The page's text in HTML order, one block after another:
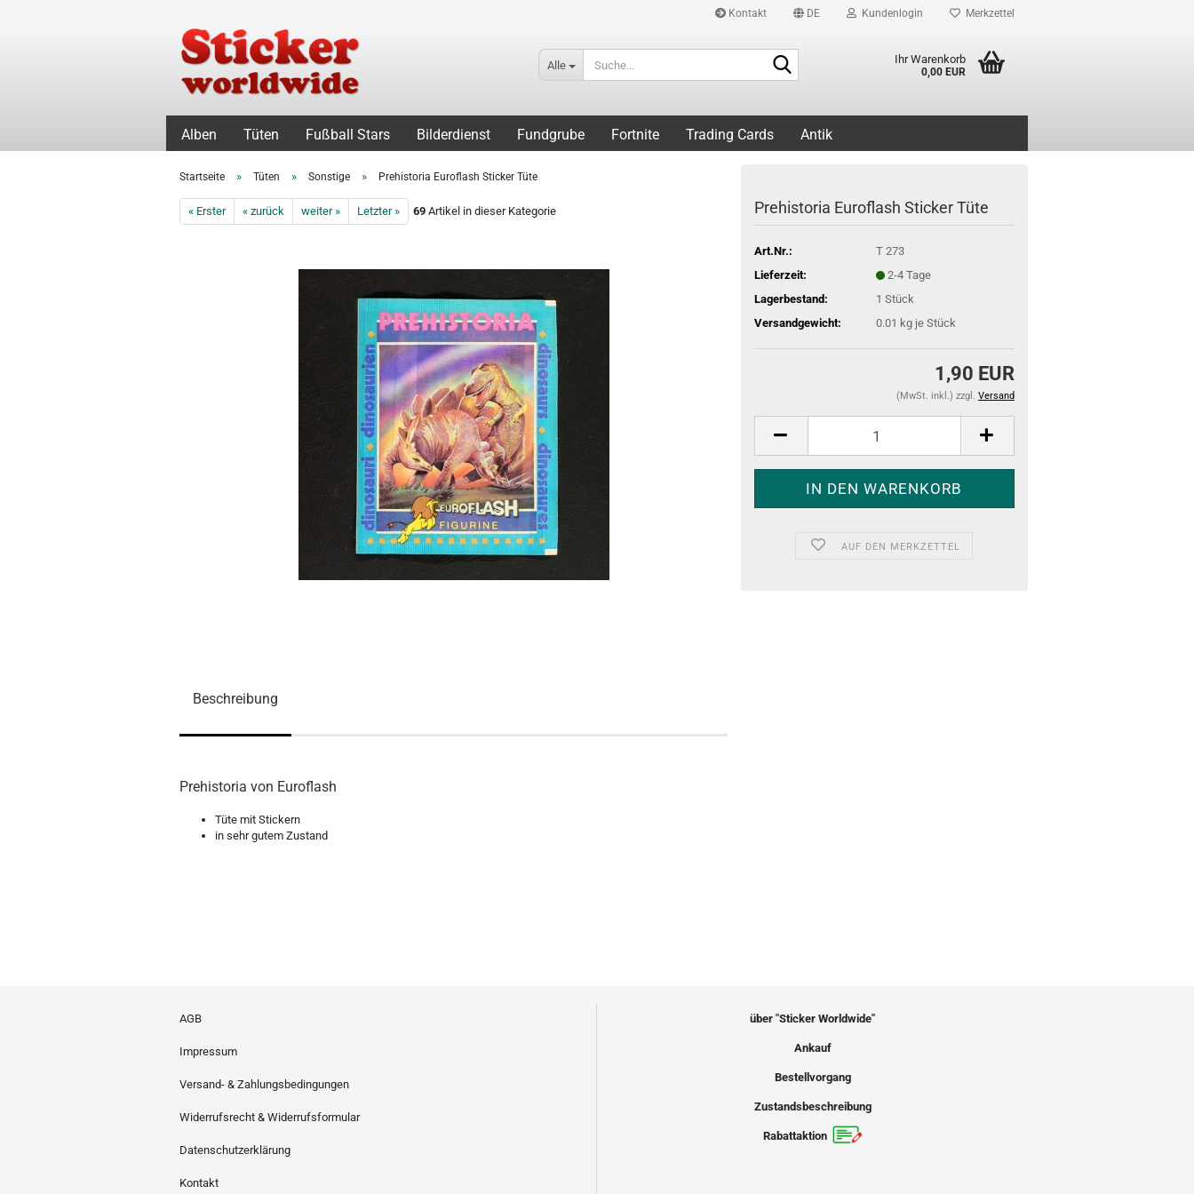
Kontakt DE Kundenlogin Merkzettel
Alle Ihr Warenkorb
0,00 EUR
Alben Tüten Fußball Stars Bilderdienst Fundgrube Fortnite Trading Cards Antik
Startseite » Tüten » Sonstige » Prehistoria Euroflash Sticker Tüte
« Erster « zurück weiter » Letzter » 69 Artikel in dieser Kategorie Prehistoria Euroflash Sticker Tüte
Art.Nr.:
T 273
Lieferzeit:
2-4 Tage
Lagerbestand:
1 Stück
Versandgewicht:
0.01 kg je Stück
1,90 EUR
(MwSt. inkl.) zzgl. Versand
AUF DEN MERKZETTEL
Beschreibung
Prehistoria von Euroflash
Tüte mit Stickern
in sehr gutem Zustand
AGB
Impressum
Versand- & Zahlungsbedingungen
Widerrufsrecht & Widerrufsformular
Datenschutzerklärung
Kontakt
über "Sticker Worldwide"
Ankauf
Bestellvorgang
Zustandsbeschreibung
Rabattaktion